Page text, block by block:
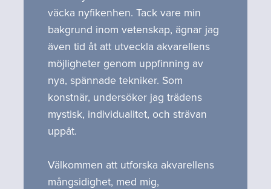
väcka nyfikenhen. Tack vare min
bakgrund inom vetenskap, ägnar jag
även tid åt att utveckla akvarellens
möjligheter genom uppfinning av
nya, spännade tekniker. Som
konstnär, undersöker jag trädens
mystisk, individualitet, och strävan
uppåt.
Välkommen att utforska akvarellens
mångsidighet, med mig,